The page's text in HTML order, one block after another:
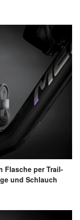
Flasche per Trail-
und Schlauch